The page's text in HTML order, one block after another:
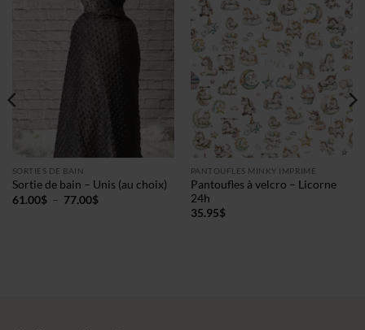
SORTIES DE BAIN
Sortie de bain – Unis (au choix)
61.00$ – 77.00$Plage
PANTOUFLES MINKY IMPRIMÉ
Pantoufles à velcro – Licorne
24h
35.95$